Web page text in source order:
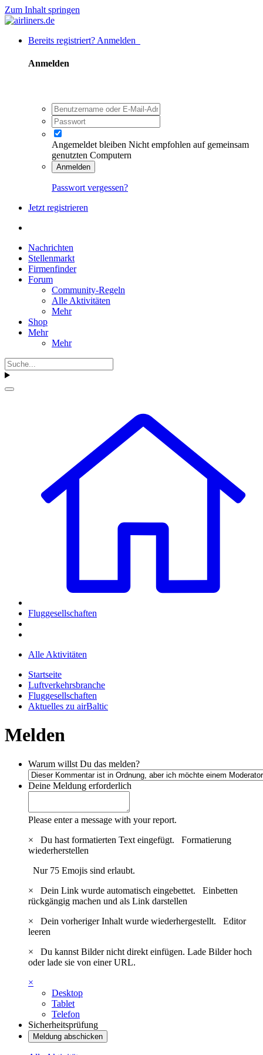
Zum Inhalt springen
Bereits registriert? Anmelden
Anmelden
Angemeldet bleiben Nicht empfohlen auf gemeinsam
genutzten Computern
Anmelden
Passwort vergessen?
Jetzt registrieren
Nachrichten
Stellenmarkt
Firmenfinder
Forum
Community-Regeln
Alle Aktivitäten
Mehr
Shop
Mehr
Mehr
Fluggesellschaften
Alle Aktivitäten
Startseite
Luftverkehrsbranche
Fluggesellschaften
Aktuelles zu airBaltic
Melden
Warum willst Du das melden?
Deine Meldung erforderlich
Please enter a message with your report.
×
Du hast formatierten Text eingefügt. Formatierung
wiederherstellen
Nur 75 Emojis sind erlaubt.
×
Dein Link wurde automatisch eingebettet. Einbetten
rückgängig machen und als Link darstellen
×
Dein vorheriger Inhalt wurde wiederhergestellt. Editor
leeren
×
Du kannst Bilder nicht direkt einfügen. Lade Bilder hoch
oder lade sie von einer URL.
×
Desktop
Tablet
Telefon
Sicherheitsprüfung
Meldung abschicken